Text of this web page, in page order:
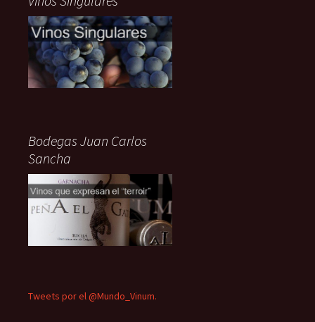
Bodegas Juan Carlos
Sancha
Tweets por el @Mundo_Vinum.